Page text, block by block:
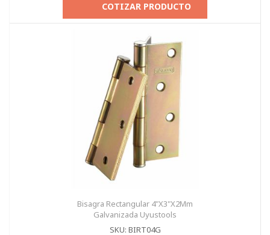
COTIZAR PRODUCTO
Bisagra Rectangular 4"X3"X2Mm
Galvanizada Uyustools
SKU: BIRT04G